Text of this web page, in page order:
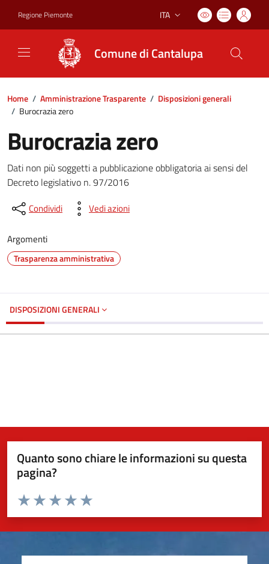
Regione Piemonte Lingua attiva:
ITA
Comune di Cantalupa
Home / Amministrazione Trasparente / Disposizioni generali
/ Burocrazia zero
Burocrazia zero
Dati non più soggetti a pubblicazione obbligatoria ai sensi del
Decreto legislativo n. 97/2016
Condividi Vedi azioni
Argomenti
Trasparenza amministrativa
DISPOSIZIONI GENERALI
Quanto sono chiare le informazioni su questa
pagina?
Valuta da 1 a 5 stelle la pagina
Valuta 5 stelle su 5
Valuta 4 stelle su 5
Valuta 3 stelle su 5
Valuta 2 stelle su 5
Valuta 1 stelle su 5